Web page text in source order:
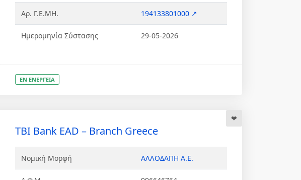
Αρ. Γ.Ε.ΜΗ. 194133801000 ↗
Ημερομηνία Σύστασης 29-05-2026
ΕΝ ΕΝΕΡΓΕΙΑ
TBI Bank EAD – Branch Greece
Νομική Μορφή ΑΛΛΟΔΑΠΗ Α.Ε.